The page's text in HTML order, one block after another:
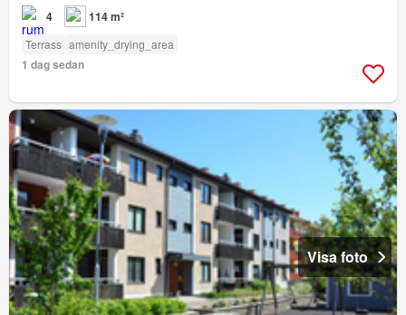
4 114 m²
Terrass amenity_drying_area
1 dag sedan
Visa foto